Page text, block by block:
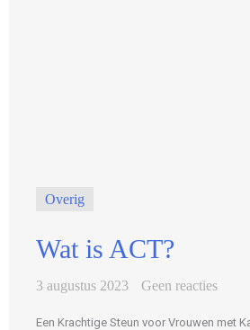
Overig
Wat is ACT?
3 augustus 2023 Geen reacties
Een Krachtige Steun voor Vrouwen met